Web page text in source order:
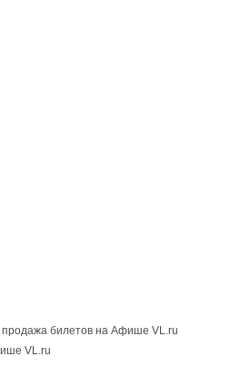
билетов на Афише VL.ru
VL.ru